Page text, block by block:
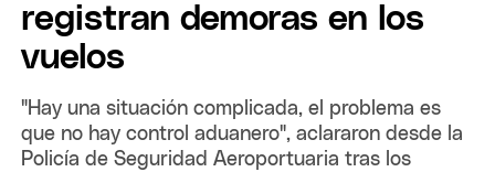
registran demoras en los
vuelos
"Hay una situación complicada, el problema es
que no hay control aduanero", aclararon desde la
Policía de Seguridad Aeroportuaria tras los